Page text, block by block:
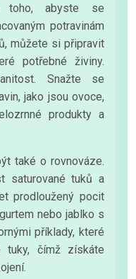
toho, abyste se
potravinám
můžete si připravit
potřebné živiny.
Snažte se
jako jsou ovoce,
produkty a
také o rovnováze.
saturované tuků a
prodloužený pocit
nebo jablko s
příklady, které
tuky, čímž získáte